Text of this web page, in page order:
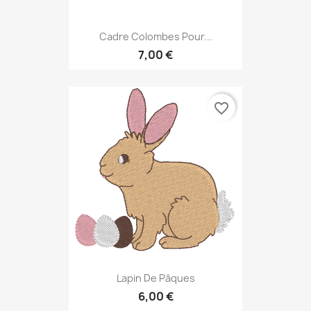
Cadre Colombes Pour...
7,00 €
Lapin De Pâques
6,00 €
favorite_border